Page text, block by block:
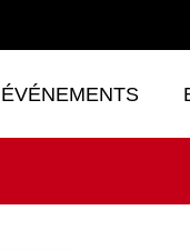
ÉVÉNEMENTS